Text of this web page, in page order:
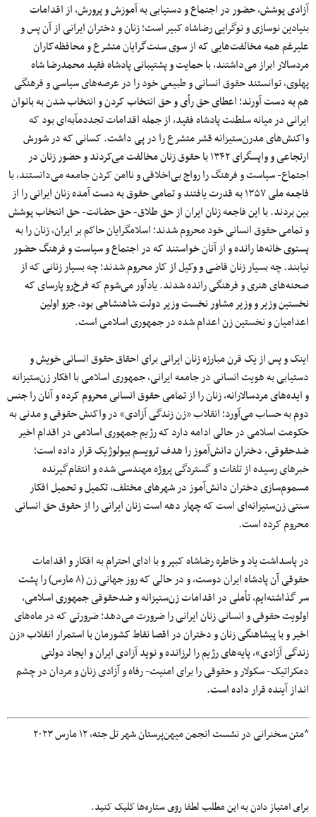
آزادی پوشش، حضور در اجتماع و دستیابی به آموزش و پرورش، از اقدامات
بنیادین نوسازی و نوگرایی رضاشاه کبیر است؛ زنان و دختران ایرانی از آن پس و
علیرغم همه مخالفت‌هایی که از سوی سنت‌گرایان متشرع و محافظه‌کاران
مردسالار ابراز می‌داشتند، با حمایت و پشتیبانی پادشاه فقید محمدرضا شاه
پهلوی، توانستند حقوق انسانی و طبیعی خود را در عرصه‌های سیاسی و فرهنگی
هم به دست آورند؛ اعطای حق رأی و حق انتخاب کردن و انتخاب شدن به بانوان
ایرانی در میانه سلطنت پادشاه فقید، از جمله اقدامات تجددمآبه‌ای بود که
واکنش‌های مدرن‌ستیزانه قشر متشرع را در پی داشت. کسانی که در شورش
ارتجاعی و واپسگرای ۱۳۴۲ با حقوق زنان مخالفت می‌کردند و حضور زنان در
اجتماع- سیاست و فرهنگ را رواج بی‌اخلاقی و ناامن کردن جامعه می‌دانستند، با
فاجعه ملی ۱۳۵۷ به قدرت یافتند و تمامی‌ حقوق به دست آمده زنان ایرانی را از
بین بردند. با این فاجعه زنان ایران از حق طلاق- حق حضانت- حق انتخاب پوشش
و تمامی‌ حقوق انسانی خود محروم شدند؛ اسلامگرایان حاکم بر ایران، زنان را به
پستوی خانه‌ها رانده و از آنان خواستند که در اجتماع و سیاست و فرهنگ حضور
نیابند. چه بسیار زنان قاضی و وکیل از کار محروم شدند؛ چه بسیار زنانی که از
صحنه‌های هنری و فرهنگی رانده شدند. یادآور می‌شوم که فرخ‌رو پارسای که
نخستین وزیر و وزیر مشاور نخست وزیر دولت شاهنشاهی بود، جزو اولین
اعدامیان و نخستین زن اعدام شده در جمهوری اسلامی است.
اینک و پس از یک قرن مبارزه زنان ایرانی برای احقاق حقوق انسانی خویش و
دستیابی به هویت انسانی در جامعه ایرانی، جمهوری اسلامی با افکار زن‌ستیزانه
و ایده‌های مردسالارانه، زنان را از تمامی‌ حقوق انسانی محروم کرده و آنان را جنس
دوم به حساب می‌آورد؛ انقلاب «زن زندگی آزادی» در واکنش حقوقی و مدنی به
حکومت اسلامی در حالی ادامه دارد که رژیم جمهوری اسلامی در اقدام اخیر
ضدحقوقی، دختران دانش‌آموز را هدف ترویسم بیولوژیک قرار داده است؛
خبرهای رسیده از تلفات و گستردگی پروژه مهندسی شده و انتقام‌گیرنده
مسموم‌سازی دختران دانش‌آموز در شهرهای مختلف، تکمیل و تحمیل افکار
سنتی زن‌ستیزانه‌ای است که چهار دهه است زنان ایرانی را از حقوق حق انسانی
محروم کرده است.
در پاسداشت یاد و خاطره رضاشاه کبیر و با ادای احترام به افکار و اقدامات
حقوقی آن پادشاه ایران دوست، و در حالی که روز جهانی زن (۸ مارس) را پشت
سر گذاشته‌ایم، تأملی در اقدامات زن‌ستیزانه و ضدحقوقی جمهوری اسلامی،
اولویت حقوقی و انسانی زنان ایرانی را ضرورت می‌دهد؛ ضرورتی که در ماه‌های
اخیر و با پیشاهنگی زنان و دختران در اقصا نقاط کشورمان با استمرار انقلاب «زن
زندگی آزادی»، پایه‌های رژیم را لرزانده و نوید آزادی ایران و ایجاد دولتی
دمکراتیک- سکولار و حقوقی را برای امنیت- رفاه و آزادی زنان و مردان در چشم
انداز آینده قرار داده است.
*متن سخنرانی در نشست انجمن میهن‌پرستان شهر تل جته، ۱۲ مارس ۲۰۲۳
برای امتیاز دادن به این مطلب لطفا روی ستاره‌ها کلیک کنید.